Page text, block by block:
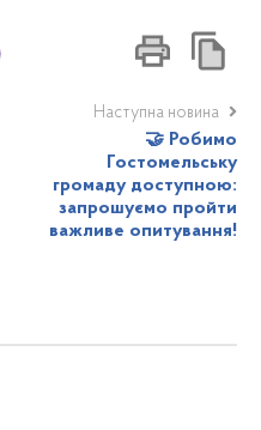
Наступна новина
🤝 Робимо
Гостомельську
громаду доступною:
запрошуємо пройти
важливе опитування!